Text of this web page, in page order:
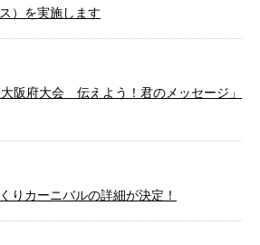
）を実施します
阪府大会 伝えよう！君のメッセージ」
りカーニバルの詳細が決定！